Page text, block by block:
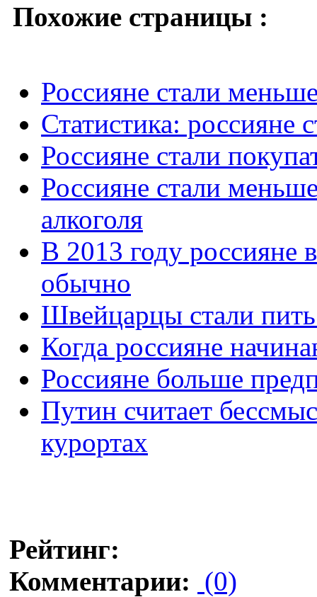
Похожие страницы :
Россияне стали
Статистика: россияне
Россияне стали
Россияне стали
алкоголя
В 2013 году россияне
обычно
Швейцарцы стали
Когда россияне
Россияне больше
Путин считает
курортах
Рейтинг:
Комментарии: (0)